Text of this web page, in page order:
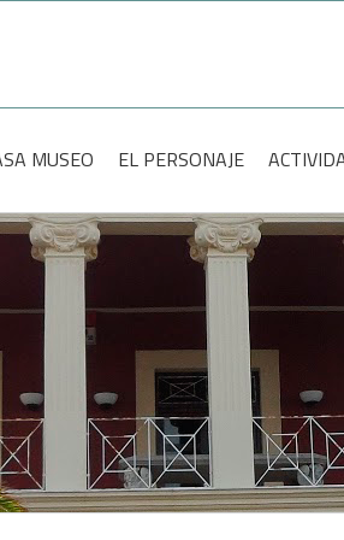
MUSEO
EL PERSONAJE